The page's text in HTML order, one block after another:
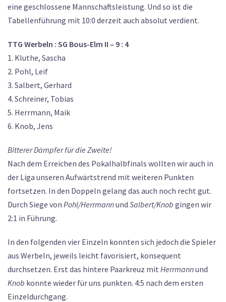
eine geschlossene Mannschaftsleistung. Und so ist die
Tabellenführung mit 10:0 derzeit auch absolut verdient.
TTG Werbeln : SG Bous-Elm II – 9 : 4
1. Kluthe, Sascha
2. Pohl, Leif
3. Salbert, Gerhard
4. Schreiner, Tobias
5. Herrmann, Maik
6. Knob, Jens
Bitterer Dämpfer für die Zweite!
Nach dem Erreichen des Pokalhalbfinals wollten wir auch in
der Liga unseren Aufwärtstrend mit weiteren Punkten
fortsetzen. In den Doppeln gelang das auch noch recht gut.
Durch Siege von Pohl/Herrmannund Salbert/Knob gingen wir
2:1 in Führung.
In den folgenden vier Einzeln konnten sich jedoch die Spieler
aus Werbeln, jeweils leicht favorisiert, konsequent
durchsetzen. Erst das hintere Paarkreuz mit Herrmannund
Knob konnte wieder für uns punkten. 4:5 nach dem ersten
Einzeldurchgang.